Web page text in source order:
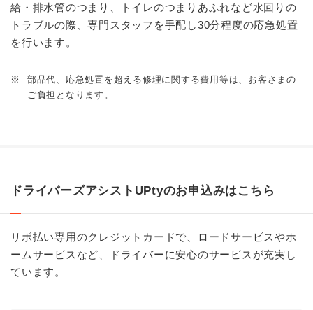
給・排水管のつまり、トイレのつまりあふれなど水回りの
トラブルの際、専門スタッフを手配し30分程度の応急処置
を行います。
※
部品代、応急処置を超える修理に関する費用等は、お客さまの
ご負担となります。
ドライバーズアシストUPtyのお申込みはこちら
リボ払い専用のクレジットカードで、ロードサービスやホ
ームサービスなど、ドライバーに安心のサービスが充実し
ています。